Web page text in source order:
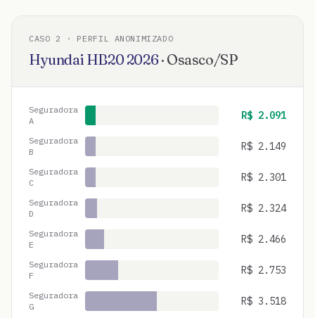
CASO 2 · PERFIL ANONIMIZADO
Hyundai HB202026· Osasco/SP
Seguradora
A
R$ 2.091
Seguradora
B
R$ 2.149
Seguradora
C
R$ 2.301
Seguradora
D
R$ 2.324
Seguradora
E
R$ 2.466
Seguradora
F
R$ 2.753
Seguradora
G
R$ 3.518